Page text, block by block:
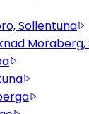
Sollentuna